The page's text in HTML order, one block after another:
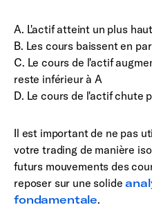
A. L'actif atteint un plus
B. Les cours baissent en
C. Le cours de l'actif
reste inférieur à A
D. Le cours de l'actif chute
Il est important de ne pas
votre trading de manière
futurs mouvements des
reposer sur une solide
fondamentale.